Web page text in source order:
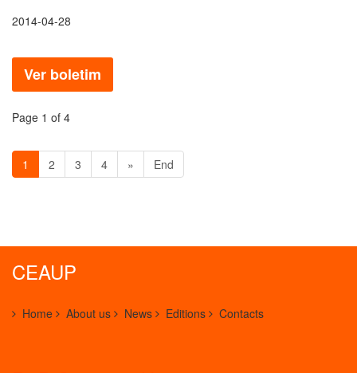
2014-04-28
Ver boletim
Page 1 of 4
1 2 3 4 » End
CEAUP
Home About us News Editions Contacts